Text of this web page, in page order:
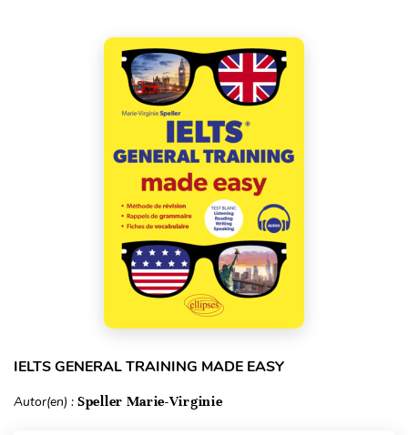
IELTS GENERAL TRAINING MADE EASY
Autor(en) : Speller Marie-Virginie